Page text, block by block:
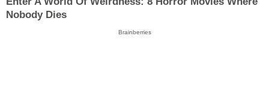
Nobody Dies
Brainberries